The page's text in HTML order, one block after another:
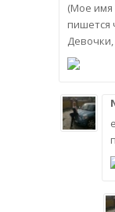
(Мое имя
пишется